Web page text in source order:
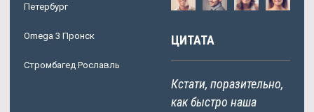
Петербург
Omega 3 Пронск
Стромбагед Рославль
ЦИТАТА
Кстати, поразительно,
как быстро наша